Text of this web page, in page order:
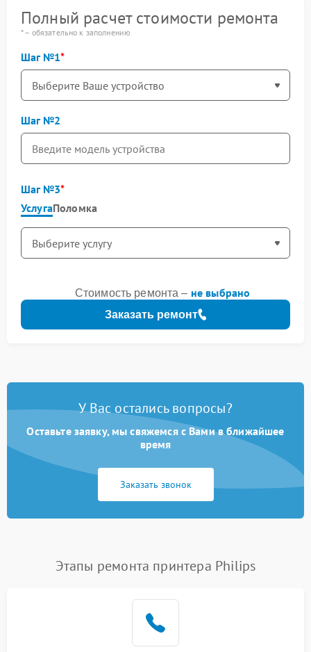
Полный расчет стоимости ремонта
* – обязательно к заполнению
Шаг №1
Шаг №2
Шаг №3
УслугаПоломка
Заказать ремонт
Стоимость ремонта – не выбрано
У Вас остались вопросы?
Оставьте заявку, мы свяжемся с Вами в ближайшее
время
Заказать звонок
Этапы ремонта принтера Philips